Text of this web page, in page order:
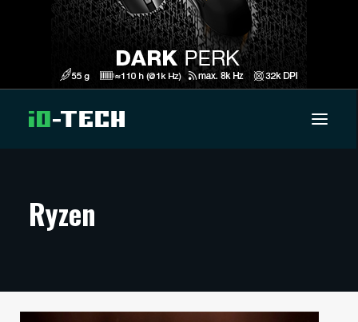
ARTIKKELIT
TECHBBS
Ryzen